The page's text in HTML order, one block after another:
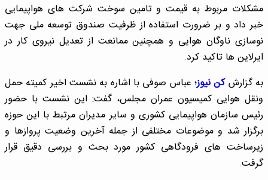
مشکلات مربوط به قیمت و تامین سوخت شرکت های هواپیمایی
خبر داد و بر ضرورت استفاده از ظرفیت صندوق توسعه ملی جهت
نوسازی ناوگان هوایی و همچنین ممانعت از تعدیل نیروی کار در
ایرلاین ها تاکید کرد.
به گزارشکن نیوز؛ عباس صوفی با اشاره به نشست اخیر کمیته حمل
ونقل هوایی کمیسیون عمران مجلس، گفت: این نشست با حضور
رئیس سازمان هواپیمایی کشوری و سایر مدیران مرتبط با این حوزه
برگزار شد و موضوعات مختلفی از جمله آخرین وضعیت پروازها و
زیرساخت های فرودگاهی کشور مورد بحث و بررسی دقیق قرار
گرفت.